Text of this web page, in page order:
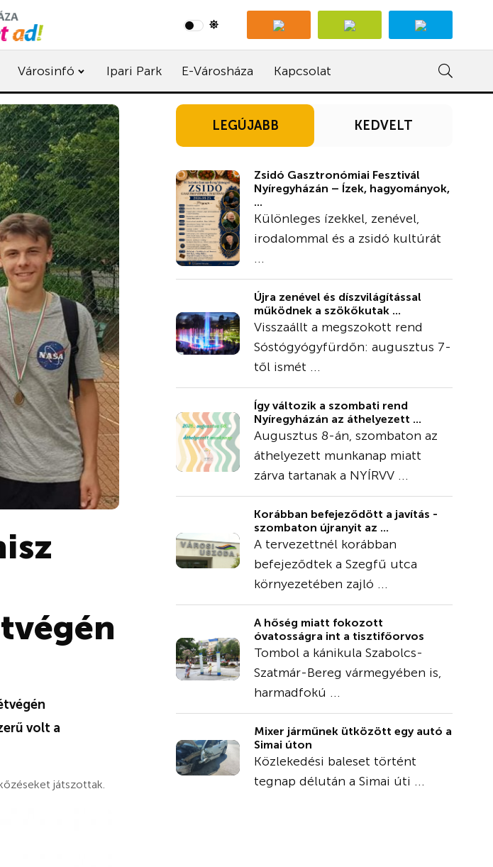
Városinfó Ipari Park E-Városháza Kapcsolat
volt a
játszottak.
LEGÚJABB KEDVELT
Zsidó Gasztronómiai Fesztivál
Nyíregyházán – Ízek, hagyományok,
...
Különleges ízekkel, zenével,
irodalommal és a zsidó kultúrát
...
Újra zenével és díszvilágítással
működnek a szökőkutak ...
Visszaállt a megszokott rend
Sóstógyógyfürdőn: augusztus 7-
től ismét ...
Így változik a szombati rend
Nyíregyházán az áthelyezett ...
Augusztus 8-án, szombaton az
áthelyezett munkanap miatt
zárva tartanak a NYÍRVV ...
Korábban befejeződött a javítás -
szombaton újranyit az ...
A tervezettnél korábban
befejeződtek a Szegfű utca
környezetében zajló ...
A hőség miatt fokozott
óvatosságra int a tisztifőorvos
Tombol a kánikula Szabolcs-
Szatmár-Bereg vármegyében is,
harmadfokú ...
Mixer járműnek ütközött egy autó a
Simai úton
Közlekedési baleset történt
tegnap délután a Simai úti ...